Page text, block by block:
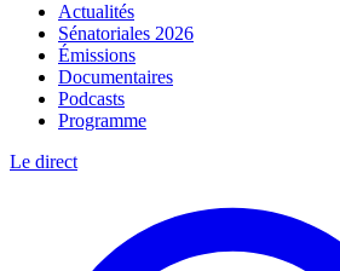
Actualités
Sénatoriales 2026
Émissions
Documentaires
Podcasts
Programme
Le direct